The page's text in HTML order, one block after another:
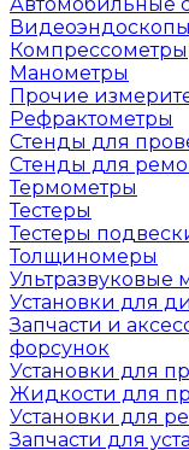
Видеоэндоскопы
Компрессометры
Манометры
Прочие
Рефрактометры
Стенды для
Стенды для
Термометры
Тестеры
Тестеры
Толщиномеры
Ультразвуковые
Установки для
Запчасти и
форсунок
Установки для
Жидкости для
Установки для
Запчасти для